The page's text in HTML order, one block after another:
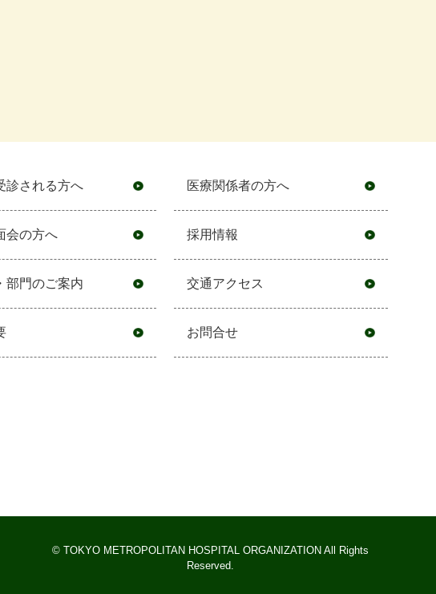
診される方へ
会の方へ
部門のご案内
医療関係者の方へ
採用情報
交通アクセス
お問合せ
© TOKYO METROPOLITAN HOSPITAL ORGANIZATION All Rights
Reserved.